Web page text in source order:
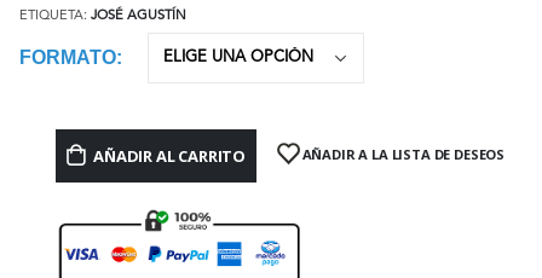
ETIQUETA: JOSÉ AGUSTÍN
FORMATO
AÑADIR AL CARRITO AÑADIR A LA LISTA DE DESEOS